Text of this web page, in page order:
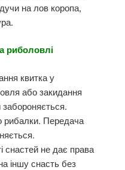
на лов коропа,
риболовлі
квитка у
або закидання
рибалки. Передача
снастей не дає права
іншу снасть без